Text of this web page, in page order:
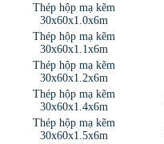
Thép hộp mạ kẽm
30x60x1.0x6m
Thép hộp mạ kẽm
30x60x1.1x6m
Thép hộp mạ kẽm
30x60x1.2x6m
Thép hộp mạ kẽm
30x60x1.4x6m
Thép hộp mạ kẽm
30x60x1.5x6m